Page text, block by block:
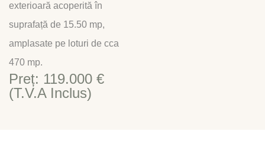
exterioară acoperită în
suprafață de 15.50 mp,
amplasate pe loturi de cca
470 mp.
Preț: 119.000 €
(T.V.A Inclus)